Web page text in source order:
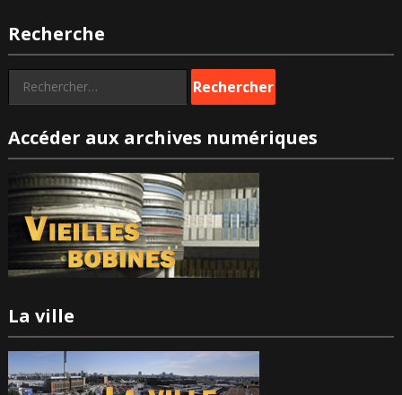
Recherche
Rechercher :
Accéder aux archives numériques
La ville